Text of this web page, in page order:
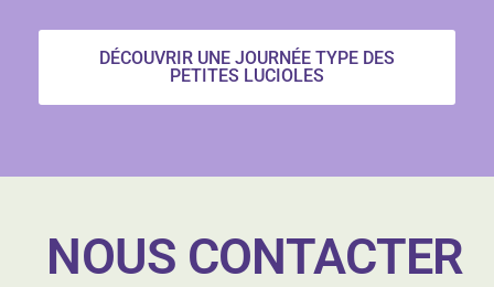
DÉCOUVRIR UNE JOURNÉE TYPE DES
PETITES LUCIOLES
NOUS CONTACTER